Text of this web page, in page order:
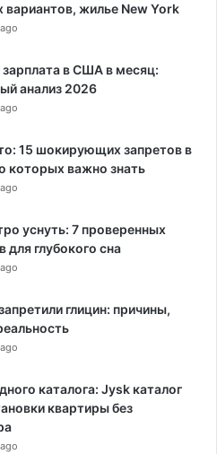
вариантов, жилье New York
в США в месяц:
анализ 2026
15 шокирующих запретов в
которых важно знать
уснуть: 7 проверенных
для глубокого сна
глицин: причины,
каталога: Jysk каталог
квартиры без